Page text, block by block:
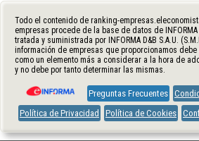
Todo el contenido de ranking-
empresas procede de la base de datos de INFORMA
tratada y suministrada por INFORMA D&B S.A.U.
información de empresas que proporcionamos
como un elemento más a considerar a la hora de
y no debe por tanto determinar las mismas.
Preguntas Frecuentes
Política de Privacidad
Política de Cookies